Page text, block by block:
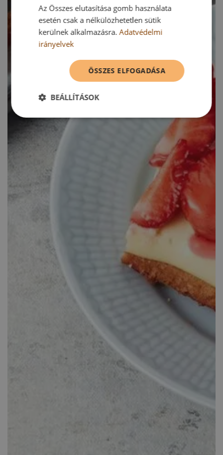
Az Összes elutasítása gomb használata
esetén csak a nélkülözhetetlen sütik
kerülnek alkalmazásra.Adatvédelmi
irányelvek
ÖSSZES ELFOGADÁSA
BEÁLLÍTÁSOK